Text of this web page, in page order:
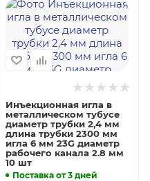
Инъекционная игла в
металлическом тубусе
диаметр трубки 2,4 мм
длина трубки 2300 мм
игла 6 мм 23G диаметр
рабочего канала 2.8 мм
10 шт
Поставка от 3 дней